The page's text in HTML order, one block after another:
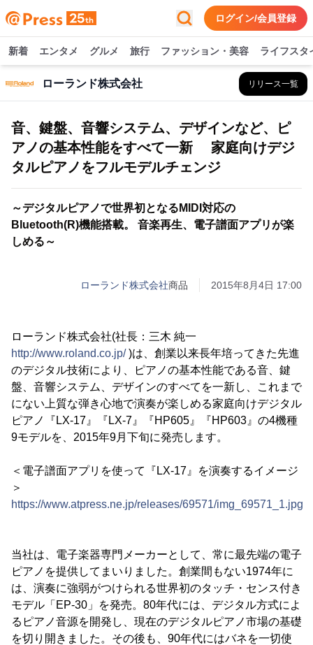
ログイン/会員登録
新着 エンタメ グルメ 旅行 ファッション・美容 ライフスタ
ローランド株式会社 リリース一覧
音、鍵盤、音響システム、デザインなど、ピ
アノの基本性能をすべて一新 家庭向けデジ
タルピアノをフルモデルチェンジ
～デジタルピアノで世界初となるMIDI対応の
Bluetooth(R)機能搭載。 音楽再生、電子譜面アプリが楽
しめる～
ローランド株式会社商品 2015年8月4日 17:00
ローランド株式会社(社長：三木 純一
http://www.roland.co.jp/)は、創業以来長年培ってきた先進
のデジタル技術により、ピアノの基本性能である音、鍵
盤、音響システム、デザインのすべてを一新し、これまで
にない上質な弾き心地で演奏が楽しめる家庭向けデジタル
ピアノ『LX-17』『LX-7』『HP605』『HP603』の4機種
9モデルを、2015年9月下旬に発売します。
＜電子譜面アプリを使って『LX-17』を演奏するイメージ
＞
https://www.atpress.ne.jp/releases/69571/img_69571_1.jpg
当社は、電子楽器専門メーカーとして、常に最先端の電子
ピアノを提供してまいりました。創業間もない1974年に
は、演奏に強弱がつけられる世界初のタッチ・センス付き
モデル「EP-30」を発売。80年代には、デジタル方式によ
るピアノ音源を開発し、現在のデジタルピアノ市場の基礎
を切り開きました。その後も、90年代にはバネを一切使